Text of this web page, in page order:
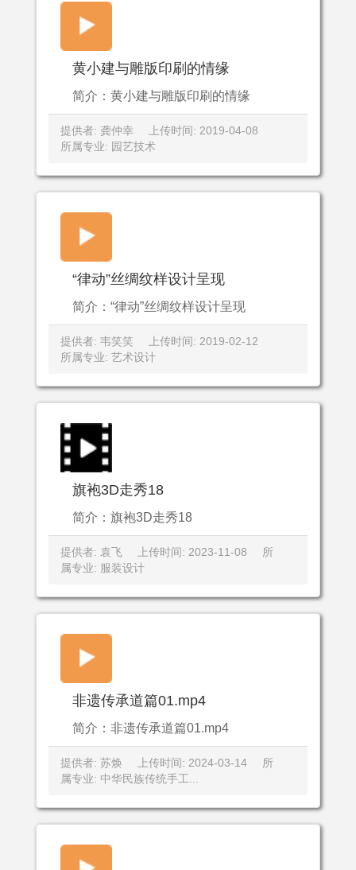
黄小建与雕版印刷的情缘
简介：黄小建与雕版印刷的情缘
提供者: 龚仲幸
上传时间: 2019-04-08
所属专业: 园艺技术
“律动”丝绸纹样设计呈现
简介：“律动”丝绸纹样设计呈现
提供者: 韦笑笑
上传时间: 2019-02-12
所属专业: 艺术设计
旗袍3D走秀18
简介：旗袍3D走秀18
提供者: 袁飞 上传时间: 2023-11-08
所
属专业: 服装设计
非遗传承道篇01.mp4
简介：非遗传承道篇01.mp4
提供者: 苏焕 上传时间: 2024-03-14
所
属专业: 中华民族传统手工...